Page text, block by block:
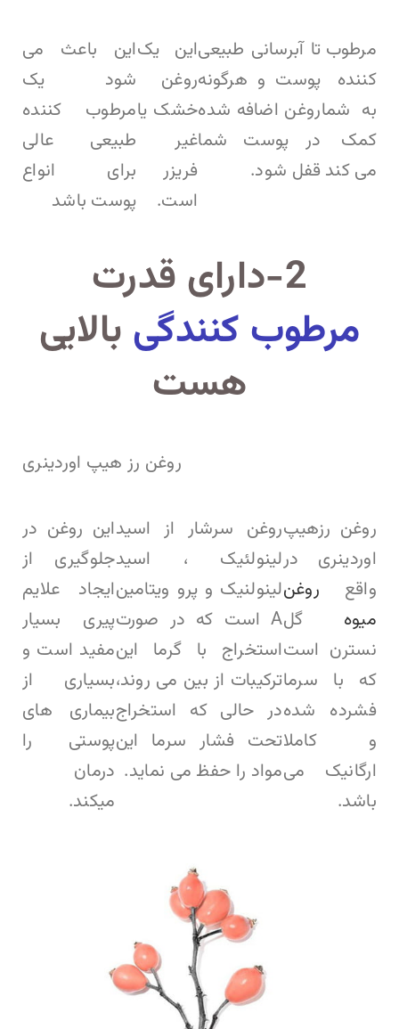
مرطوب
کننده
به شما
کمک
می کند
تا آبرسانی طبیعی
پوست و هرگونه
روغن اضافه شده
در پوست شما
قفل شود.
این یک
روغن
خشک یا
غیر
فریزر
است.
این باعث می
شود یک
مرطوب کننده
طبیعی عالی
برای انواع
پوست باشد
2-دارای قدرت
مرطوب کنندگی بالایی
هست
روغن رز هیپ اوردینری
روغن رزهیپ
اوردینری در
واقع روغن
میوه گل
نسترن است
که با سرما
فشرده شده
و کاملا
ارگانیک می
باشد.
روغن سرشار از اسید
لینولئیک ، اسید
لینولنیک و پرو ویتامین
A است
که در صورت
استخراج با گرما این
ترکیبات از بین می روند،
در حالی که استخراج
تحت فشار سرما این
مواد را حفظ می نماید.
این روغن در
جلوگیری از
ایجاد علایم
پیری بسیار
مفید است و
بسیاری از
بیماری های
پوستی را
درمان
میکند.